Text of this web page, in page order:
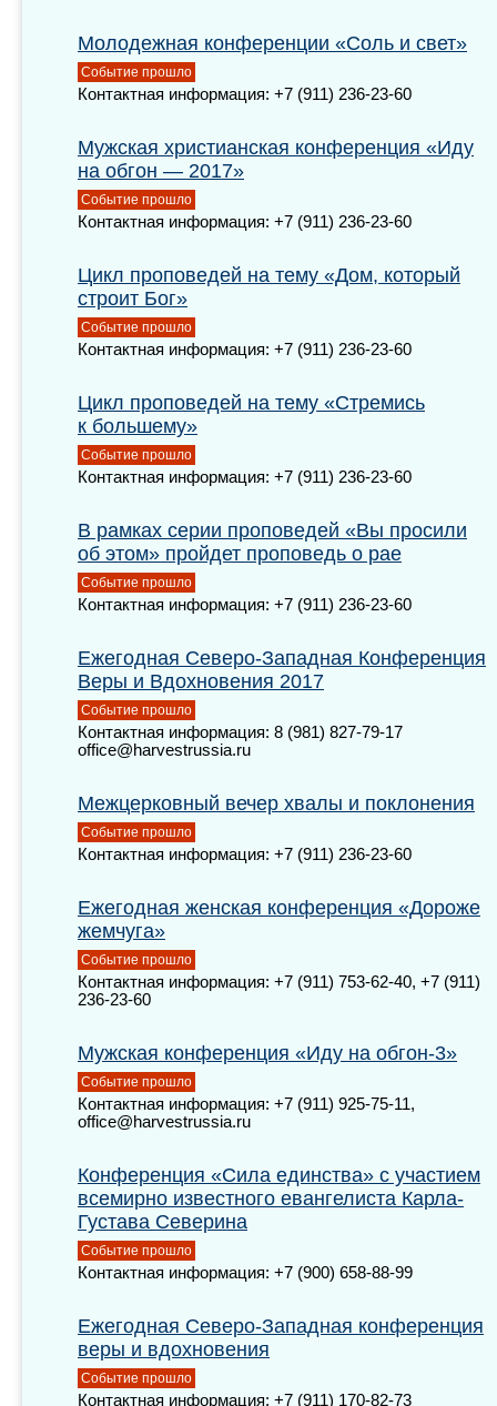
Молодежная конференции «Соль и свет»
Событие прошло
Контактная информация: +7 (911) 236-23-60
Мужская христианская конференция «Иду
на обгон — 2017»
Событие прошло
Контактная информация: +7 (911) 236-23-60
Цикл проповедей на тему «Дом, который
строит Бог»
Событие прошло
Контактная информация: +7 (911) 236-23-60
Цикл проповедей на тему «Стремись
к большему»
Событие прошло
Контактная информация: +7 (911) 236-23-60
В рамках серии проповедей «Вы просили
об этом» пройдет проповедь о рае
Событие прошло
Контактная информация: +7 (911) 236-23-60
Ежегодная Северо-Западная Конференция
Веры и Вдохновения 2017
Событие прошло
Контактная информация: 8 (981) 827-79-17
office@harvestrussia.ru
Межцерковный вечер хвалы и поклонения
Событие прошло
Контактная информация: +7 (911) 236-23-60
Ежегодная женская конференция «Дороже
жемчуга»
Событие прошло
Контактная информация: +7 (911) 753-62-40, +7 (911)
236-23-60
Мужская конференция «Иду на обгон-3»
Событие прошло
Контактная информация: +7 (911) 925-75-11,
office@harvestrussia.ru
Конференция «Сила единства» с участием
всемирно известного евангелиста Карла-
Густава Северина
Событие прошло
Контактная информация: +7 (900) 658-88-99
Ежегодная Северо-Западная конференция
веры и вдохновения
Событие прошло
Контактная информация: +7 (911) 170-82-73